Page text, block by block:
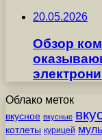
20.05.2026
Обзор
Облако меток
вкусное вкусные
котлеты курицей